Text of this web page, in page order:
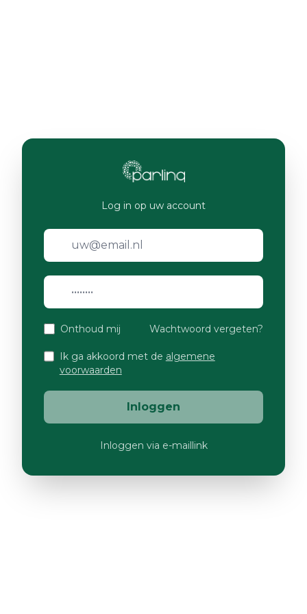
Log in op uw account
Onthoud mij Wachtwoord vergeten?
Ik ga akkoord met de algemene
voorwaarden
Inloggen
Inloggen via e-maillink